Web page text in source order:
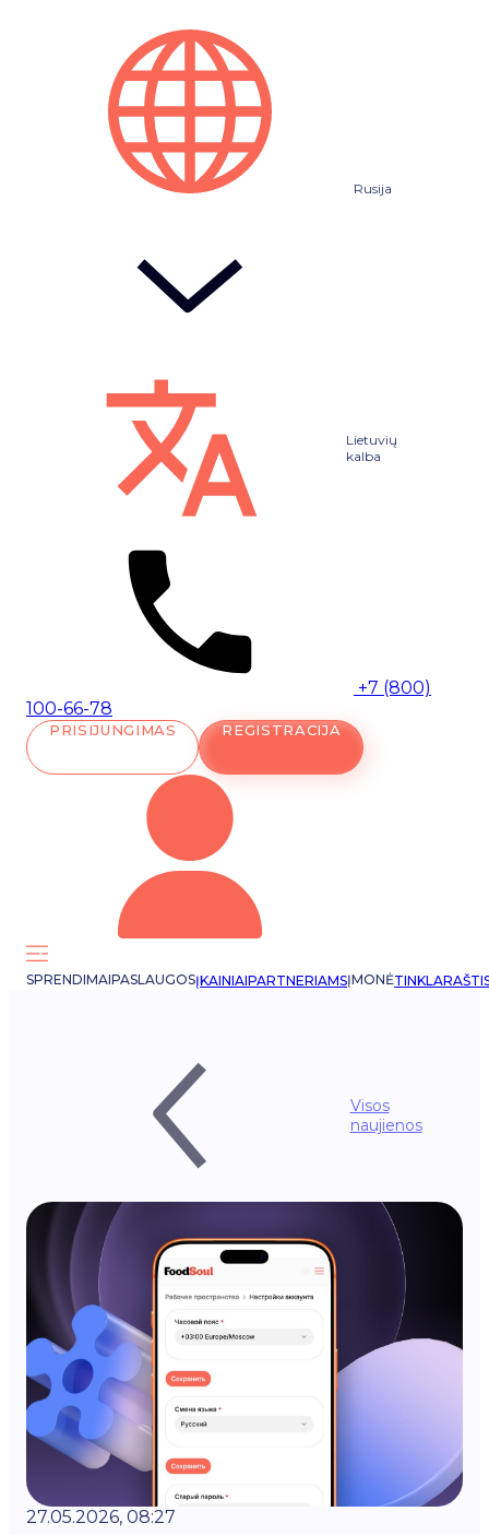
Rusija
Lietuvių
kalba
+7 (800)
100-66-78
PRISIJUNGIMAS REGISTRACIJA
SPRENDIMAIPASLAUGOSĮKAINIAIPARTNERIAMSĮMONĖ
Visos
naujienos
27.05.2026, 08:27